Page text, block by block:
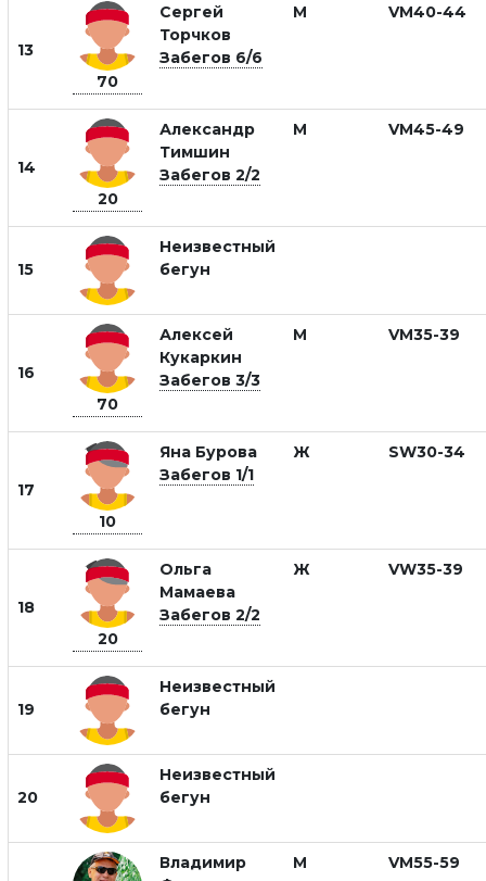
13
70
Сергей
Торчков
Забегов 6/6
М VM40-44
14
20
Александр
Тимшин
Забегов 2/2
М VM45-49
15
Неизвестный
бегун
16
70
Алексей
Кукаркин
Забегов 3/3
М VM35-39
17
10
Яна Бурова
Забегов 1/1
Ж SW30-34
18
20
Ольга
Мамаева
Забегов 2/2
Ж VW35-39
19
Неизвестный
бегун
20
Неизвестный
бегун
Владимир
М VM55-59